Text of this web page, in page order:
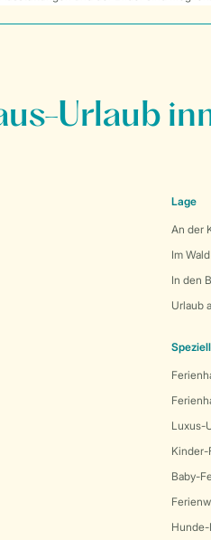
Urlaub
Lage
An der
Im Wald
In den
Urlaub
Luxus-
Kinder-
Baby-